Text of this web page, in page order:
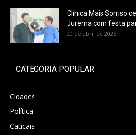
Clínica Mais Sorriso
Jurema com festa
20 de abril de 2025
CATEGORIA POPULAR
Cidades
Política
Caucaia